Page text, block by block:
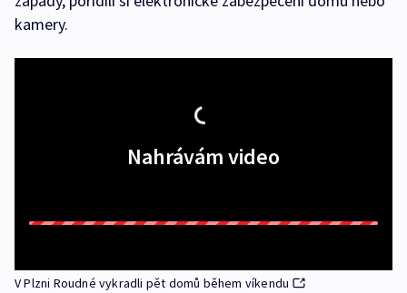
kamery.
Nahrávám video
V Plzni Roudné vykradli pět domů během víkendu